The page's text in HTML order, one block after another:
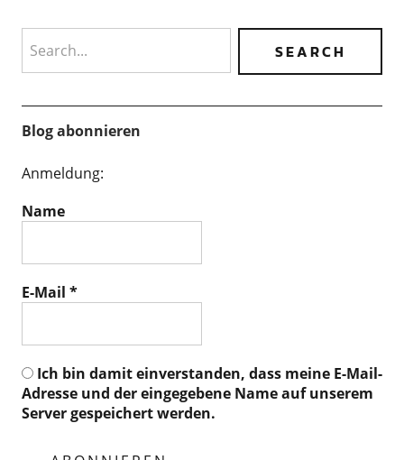
Blog abonnieren
Anmeldung:
Name
E-Mail *
Ich bin damit einverstanden, dass meine E-Mail-
Adresse und der eingegebene Name auf unserem
Server gespeichert werden.